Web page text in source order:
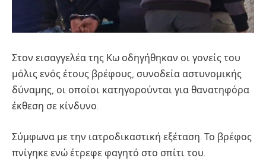
Στον εισαγγελέα της Κω οδηγήθηκαν οι γονείς του
μόλις ενός έτους βρέφους, συνοδεία αστυνομικής
δύναμης, οι οποίοι κατηγορούνται για θανατηφόρα
έκθεση σε κίνδυνο.
Σύμφωνα με την ιατροδικαστική εξέταση. Το βρέφος
πνίγηκε ενώ έτρεφε φαγητό στο σπίτι του.